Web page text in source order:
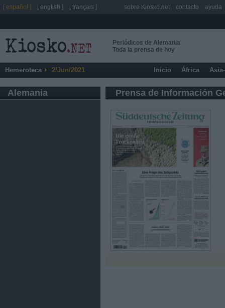
Periódicos de Alemania
Toda la prensa de hoy
Hemeroteca 2/Jun/2021 Inicio África
Alemania Prensa de Información
[ español ] [ english ] [ français ] sobre Kiosko.net contacto ayuda